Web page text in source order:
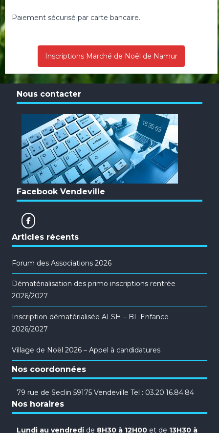
Paiement sécurisé par carte bancaire.
Inscriptions Marché de Noël de Namur
Nous contacter
Facebook Vendeville
Articles récents
Forum des Associations 2026
Dématérialisation des primo inscriptions rentrée
2026/2027
Inscription dématérialisée ALSH – BL Enfance
2026/2027
Village de Noël 2026 – Appel à candidatures
Nos coordonnées
79 rue de Seclin 59175 Vendeville Tel : 03.20.16.84.84
Nos horaires
Lundi au vendredi de 8H30 à 12H00 et de 13H30 à